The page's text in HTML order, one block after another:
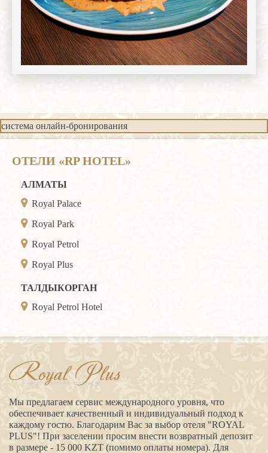
система онлайн-бронирования
ОТЕЛИ «RP HOTEL»
АЛМАТЫ
Royal Palace
Royal Park
Royal Petrol
Royal Plus
ТАЛДЫКОРГАН
Royal Petrol Hotel
Royal Plus
Мы предлагаем сервис международного уровня, что
обеспечивает качественный и индивидуальный подход к
каждому гостю. Благодарим Вас за выбор отеля "ROYAL
PLUS"! При заселении просим внести возвратный депозит
в размере - 15 000 KZT (помимо оплаты номера). Для